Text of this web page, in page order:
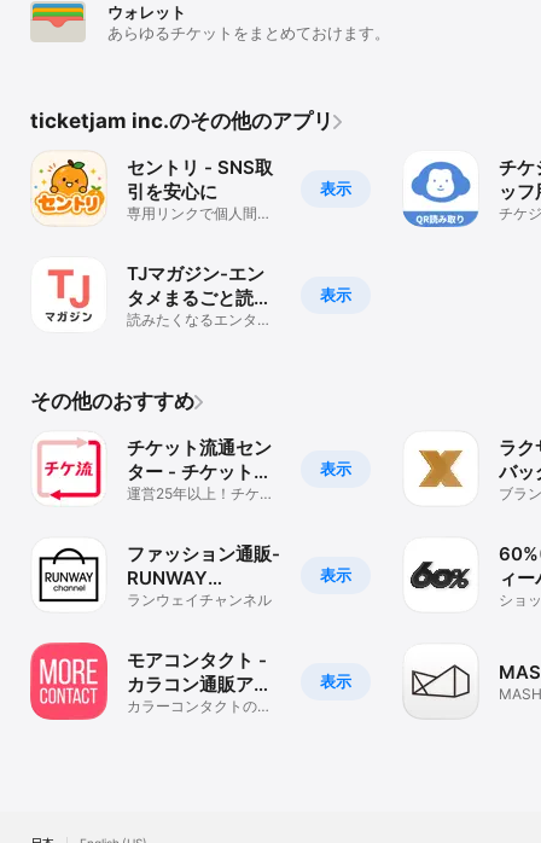
ウォレット
あらゆるチケットをまとめておけます。
ticketjam inc.のその他のアプリ
表示
セントリ - SNS取
引を安心に
専用リンクで個人間売
表示
TJマガジン-エン
タメまるごと読め
るニュースアプリ
読みたくなるエンタメ
チケ
ッ
チケ
その他のおすすめ
表示
チケット流通セン
ター - チケットリ
セール・チケット
運営25年以上！チケッ
表示
ファッション通販-
RUNWAY
channel
ランウェイチャンネル
表示
モアコンタクト -
カラコン通販アプ
リ
カラーコンタクトのレ
ラク
バッ
ファ
ブラ
ィ
アジ
ショ